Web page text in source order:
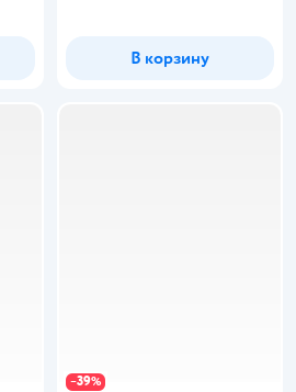
В корзину
−39%